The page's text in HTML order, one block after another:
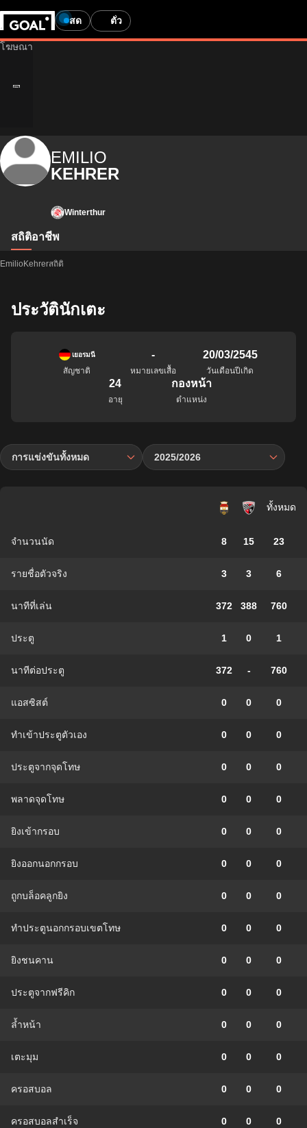
สด ตั๋ว
EMILIO
KEHRER
Winterthur
สถิติอาชีพ
EmilioKehrerสถิติ
ประวัตินักเตะ
เยอรมนี
สัญชาติ
-
หมายเลขเสื้อ
20/03/2545
วันเดือนปีเกิด
24
อายุ
กองหน้า
ตำแหน่ง
การแข่งขันทั้งหมด 2025/2026
ทั้งหมด
จำนวนนัด 8 15 23
รายชื่อตัวจริง 3 3 6
นาทีที่เล่น 372 388 760
ประตู 1 0 1
นาทีต่อประตู 372 - 760
แอสซิสต์ 0 0 0
ทําเข้าประตูตัวเอง 0 0 0
ประตูจากจุดโทษ 0 0 0
พลาดจุดโทษ 0 0 0
ยิงเข้ากรอบ 0 0 0
ยิงออกนอกกรอบ 0 0 0
ถูกบล็อคลูกยิง 0 0 0
ทำประตูนอกกรอบเขตโทษ 0 0 0
ยิงชนคาน 0 0 0
ประตูจากฟรีคิก 0 0 0
ล้ำหน้า 0 0 0
เตะมุม 0 0 0
ครอสบอล 0 0 0
ครอสบอลสำเร็จ 0 0 0